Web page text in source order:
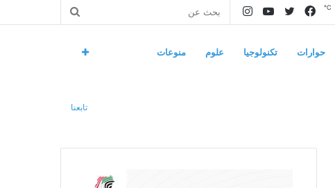
بحث
انستقراميوتيوبتويتر
فيسبوك ℃
حوارات تكنولوجيا علوم منوعات
تابعنا